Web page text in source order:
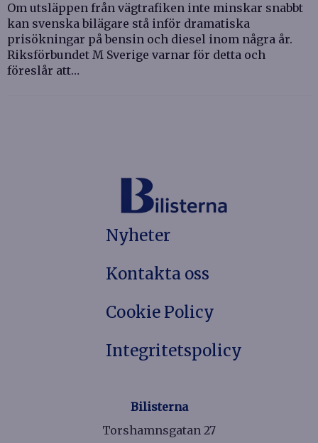
Om utsläppen från vägtrafiken inte minskar snabbt
kan svenska bilägare stå inför dramatiska
prisökningar på bensin och diesel inom några år.
Riksförbundet M Sverige varnar för detta och
föreslår att…
Nyheter
Kontakta oss
Cookie Policy
Integritetspolicy
Bilisterna
Torshamnsgatan 27